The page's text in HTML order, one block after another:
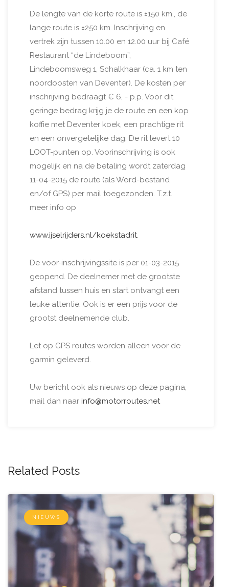
De lengte van de korte route is ±150 km., de
lange route is ±250 km. Inschrijving en
vertrek zijn tussen 10.00 en 12.00 uur bij Café
Restaurant “de Lindeboom”,
Lindeboomsweg 1, Schalkhaar (ca. 1 km ten
noordoosten van Deventer). De kosten per
inschrijving bedraagt € 6, - p.p. Voor dit
geringe bedrag krijg je de route en een kop
koffie met Deventer koek, een prachtige rit
en een onvergetelijke dag. De rit levert 10
LOOT-punten op. Voorinschrijving is ook
mogelijk en na de betaling wordt zaterdag
11-04-2015 de route (als Word-bestand
en/of GPS) per mail toegezonden. T.z.t.
meer info op
www.ijselrijders.nl/koekstadrit.
De voor-inschrijvingssite is per 01-03-2015
geopend. De deelnemer met de grootste
afstand tussen huis en start ontvangt een
leuke attentie. Ook is er een prijs voor de
grootst deelnemende club.
Let op GPS routes worden alleen voor de
garmin geleverd.
Uw bericht ook als nieuws op deze pagina,
mail dan naar info@motorroutes.net
Related Posts
NIEUWS